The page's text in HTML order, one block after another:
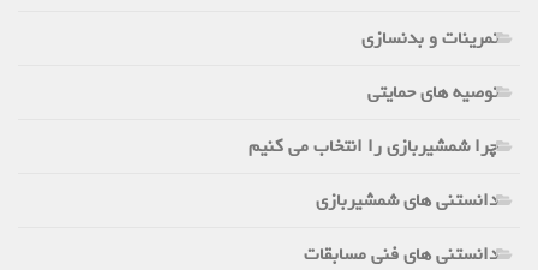
تمرینات و بدنسازی
توصیه های حمایتی
چرا شمشیربازی را انتخاب می کنیم
دانستنی های شمشیربازی
دانستنی های فنی مسابقات